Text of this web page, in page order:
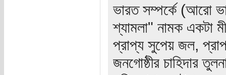
ভারত সম্পর্কে (আরো
শ্যামলা" নামক একটা
প্রাপ্য সুপেয় জল,
জনগোষ্ঠীর চাহিদার